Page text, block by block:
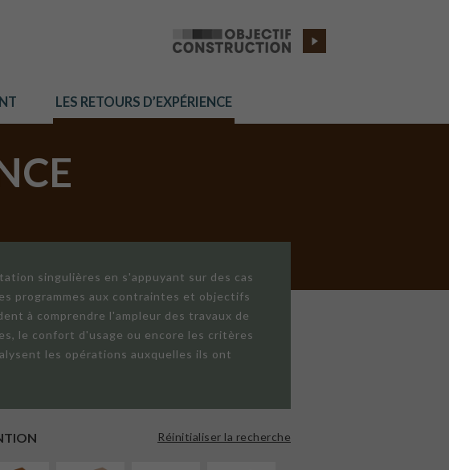
LES RETOURS D’EXPÉRIENCE
singulières en s'appuyant sur des cas
programmes aux contraintes et objectifs
à comprendre l'ampleur des travaux de
le confort d'usage ou encore les critères
les opérations auxquelles ils ont
Réinitialiser la recherche